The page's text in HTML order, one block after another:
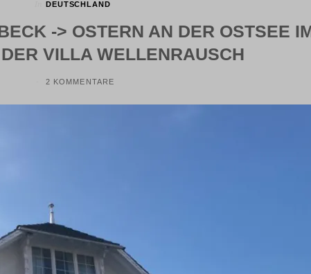
DEUTSCHLAND
-> OSTERN AN DER OSTSEE
VILLA WELLENRAUSCH
2 KOMMENTARE